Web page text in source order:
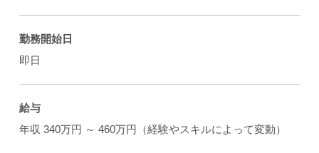
勤務開始日
即日
給与
年収 340万円 ～ 460万円（経験やスキルによって変動）